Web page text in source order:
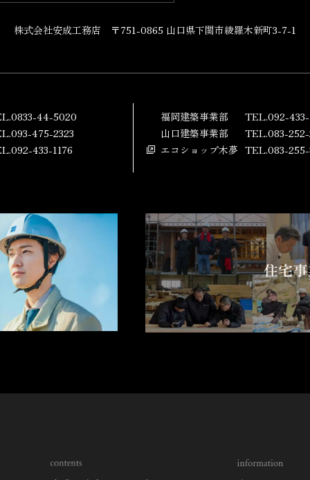
株式会社安成工務店 〒751-0865 山口県下関市綾羅木新町3-7-1
44-5020
475-2323
433-1176
福岡建築事業部
TEL.092-433-
山口建築事業部
TEL.083-
エコショップ木夢 TEL.083-